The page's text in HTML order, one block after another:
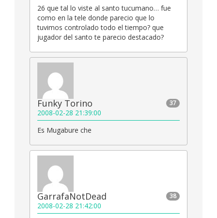
26 que tal lo viste al santo tucumano… fue
como en la tele donde parecio que lo
tuvimos controlado todo el tiempo? que
jugador del santo te parecio destacado?
37
Funky Torino
2008-02-28 21:39:00
Es Mugabure che
38
GarrafaNotDead
2008-02-28 21:42:00